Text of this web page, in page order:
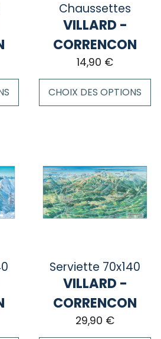
Chaussettes
VILLARD -
CORRENCON
14,90 €
CHOIX DES OPTIONS
plusieurs
variations.
Les
options
peuvent
Serviette 70x140
VILLARD -
CORRENCON
29,90 €